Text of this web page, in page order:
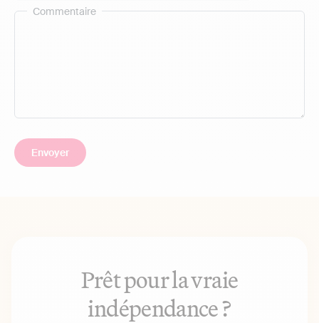
Commentaire
Prêt pour la vraie
indépendance ?